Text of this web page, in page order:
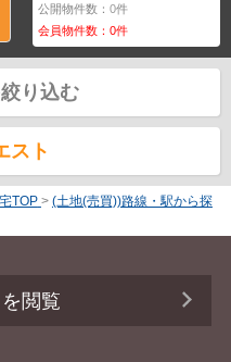
公開物件数：0件
会員物件数：0件
り込む
スト
TOP > (土地(売買))路線・駅から探
閲覧